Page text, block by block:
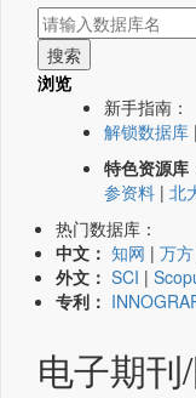
浏览
新手指南：
解锁数据库 |
特色资源库
参资料 | 北
热门数据库：
中文： 知网 | 万方
外文： SCI |
专利：
电子期刊